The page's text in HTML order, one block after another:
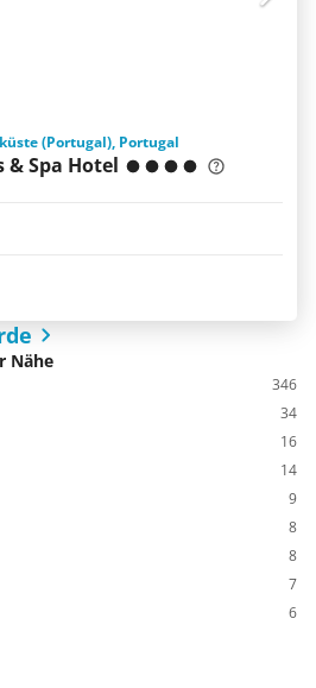
(Portugal), Portugal
& Spa Hotel
Nähe
346
34
16
14
9
8
8
7
6